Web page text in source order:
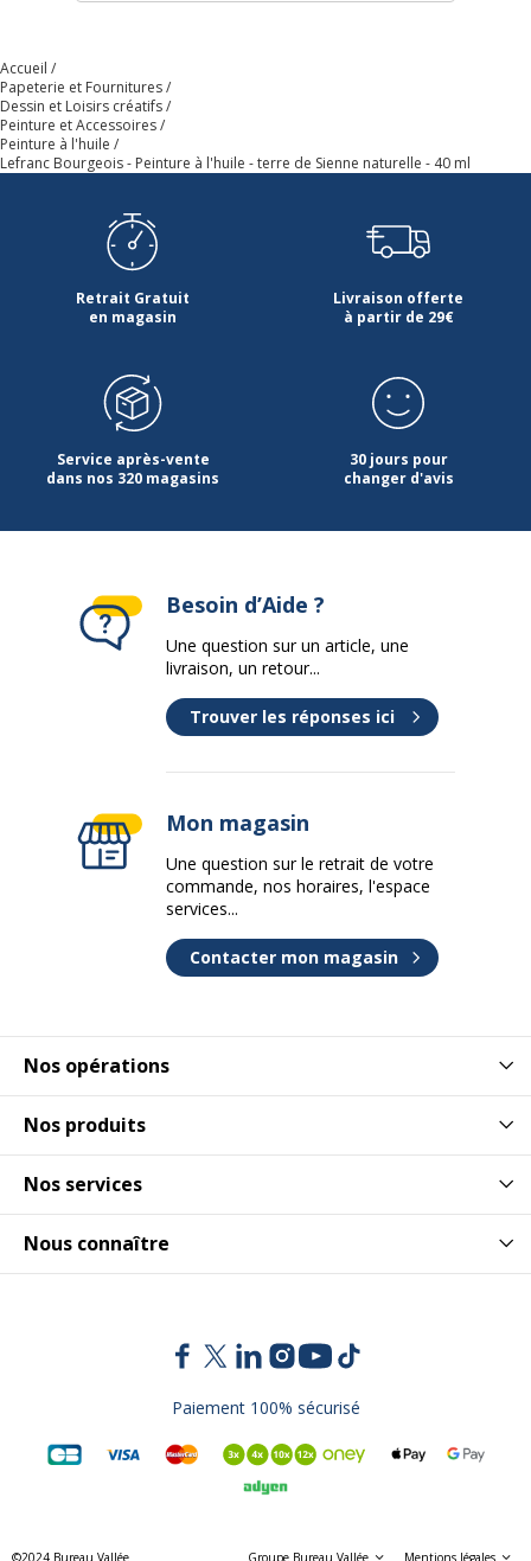
Contenance
Indice de couleur 482
Type d'emballage
Code barre maitre 3013648100367
Marque Lefranc Bourgeois
Référence produit fabricant 810036
Accueil
Papeterie et Fournitures
Dessin et Loisirs créatifs
Peinture et Accessoires
Peinture à l'huile
Lefranc Bourgeois - Peinture à l'huile - terre de Sienne naturelle - 40 ml
Retrait Gratuit
en magasin
Livraison offerte
à partir de 29€
Service après-vente
dans nos 320 magasins
30 jours pour
changer d'avis
Nos opérations
Nos produits
Nos services
Nous connaître
Besoin d’Aide ?
Une question sur un article, une
livraison, un retour...
Trouver les réponses ici
Mon magasin
Une question sur le retrait de votre
commande, nos horaires, l'espace
services...
Contacter mon magasin
Paiement 100% sécurisé
©2024 Bureau Vallée Groupe Bureau Vallée Mentions légales